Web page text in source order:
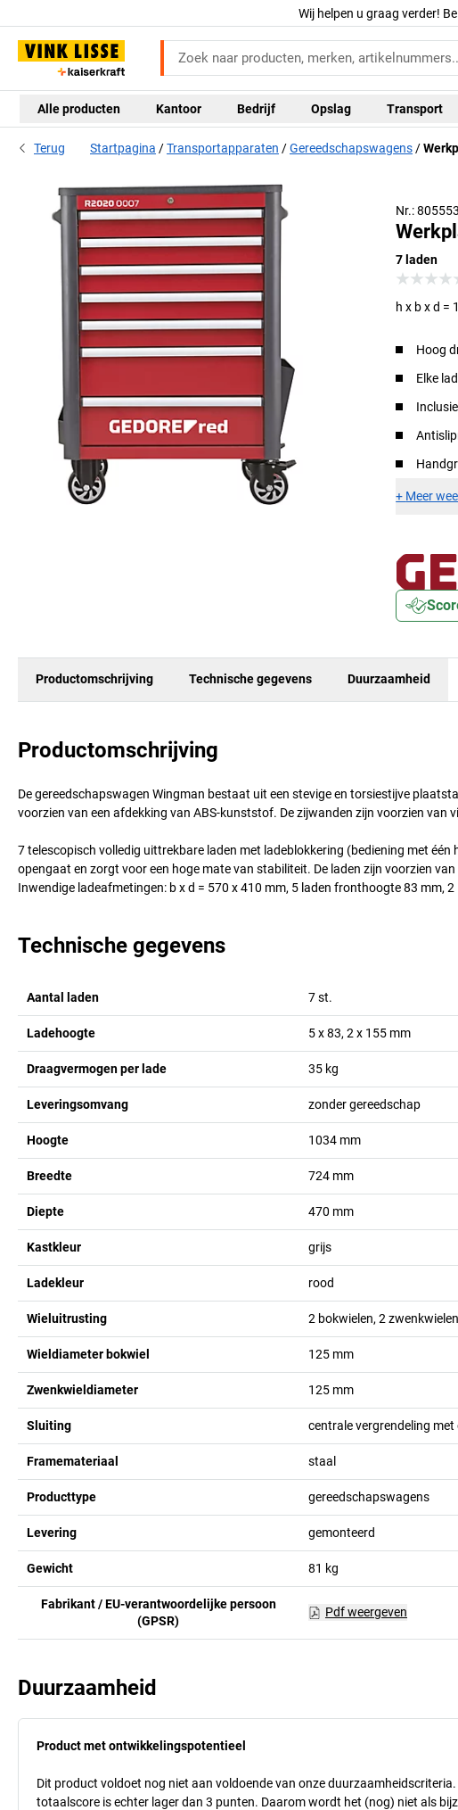
Wij helpen u graag verder!
Alle producten Kantoor Bedrijf Opslag Transport
Terug Startpagina Transportapparaten Gereedschapswagens
Nr.:
7 laden
h x b x d =
Hoog
Elke
+ Meer
Productomschrijving Technische gegevens Duurzaamheid
Productomschrijving
De gereedschapswagen Wingman bestaat uit een stevige en torsiestijve
voorzien van een afdekking van ABS-kunststof. De zijwanden zijn voorzien
7 telescopisch volledig uittrekbare laden met ladeblokkering (bediening met
opengaat en zorgt voor een hoge mate van stabiliteit. De laden zijn voorzien
Inwendige ladeafmetingen: b x d = 570 x 410 mm, 5 laden fronthoogte 83 mm,
Technische gegevens
Aantal laden 7st.
Ladehoogte 5 x 83, 2 x 155 mm
Draagvermogen per lade 35 kg
Leveringsomvang zonder gereedschap
Hoogte 1034 mm
Breedte 724 mm
Diepte 470 mm
Kastkleur grijs
Ladekleur rood
Wieluitrusting 2 bokwielen, 2
Wieldiameter bokwiel 125 mm
Zwenkwieldiameter 125 mm
Sluiting centrale vergrendeling met
Framemateriaal staal
Producttype gereedschapswagens
Levering gemonteerd
Gewicht 81 kg
Fabrikant / EU-verantwoordelijke persoon
(GPSR)
Pdf weergeven
Duurzaamheid
Product met ontwikkelingspotentieel
Dit product voldoet nog niet aan voldoende van onze
totaalscore is echter lager dan 3 punten. Daarom wordt het (nog) niet als